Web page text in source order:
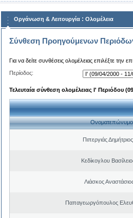
Οργάνωση & Λειτουργία : Ολομέλεια
Σύνθεση Προηγούμενων
Για να δείτε συνθέσεις ολομέλειας επιλέξτε την
Περίοδος:
Τελευταία σύνθεση ολομέλειας Ι' Περιόδου
Ονοματεπώνυμο
Πιπεργιάς
Κεδίκογλου
Λιάσκος
Παπαγεωργόπουλος